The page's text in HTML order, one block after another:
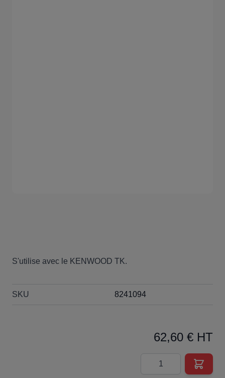
S'utilise avec le KENWOOD TK.
SKU 8241094
62,60 € HT
Quantité